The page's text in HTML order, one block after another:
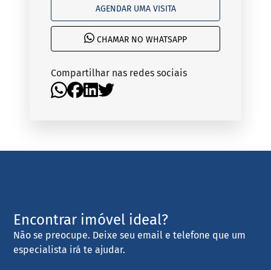
AGENDAR UMA VISITA
CHAMAR NO WHATSAPP
Compartilhar nas redes sociais
Encontrar imóvel ideal?
Não se preocupe. Deixe seu email e telefone que um
especialista irá te ajudar.